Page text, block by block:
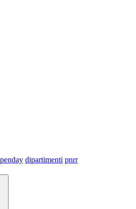
dipartimenti pnrr